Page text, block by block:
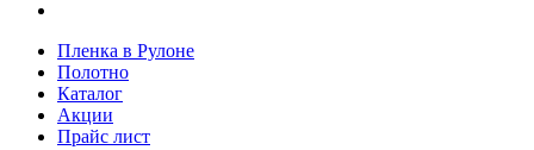
Пленка в Рулоне
Полотно
Каталог
Акции
Прайс лист